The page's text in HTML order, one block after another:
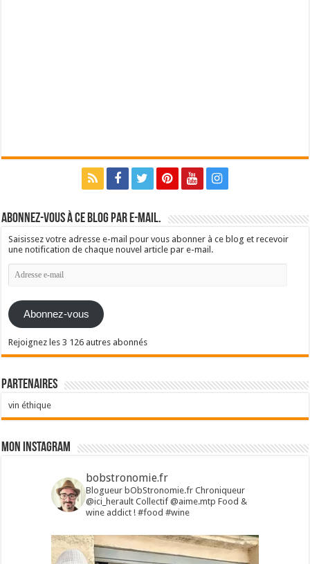
Abonnez-vous à ce blog par e-mail.
Saisissez votre adresse e-mail pour vous abonner à ce blog et recevoir
une notification de chaque nouvel article par e-mail.
Adresse
e-
Abonnez-vous
Rejoignez les 3 126 autres abonnés
Partenaires
vin éthique
Mon Instagram
bobstronomie.fr
Blogueur bObStronomie.fr Chroniqueur
@ici_heraultCollectif @aime.mtp Food &
wine addict !#food #wine